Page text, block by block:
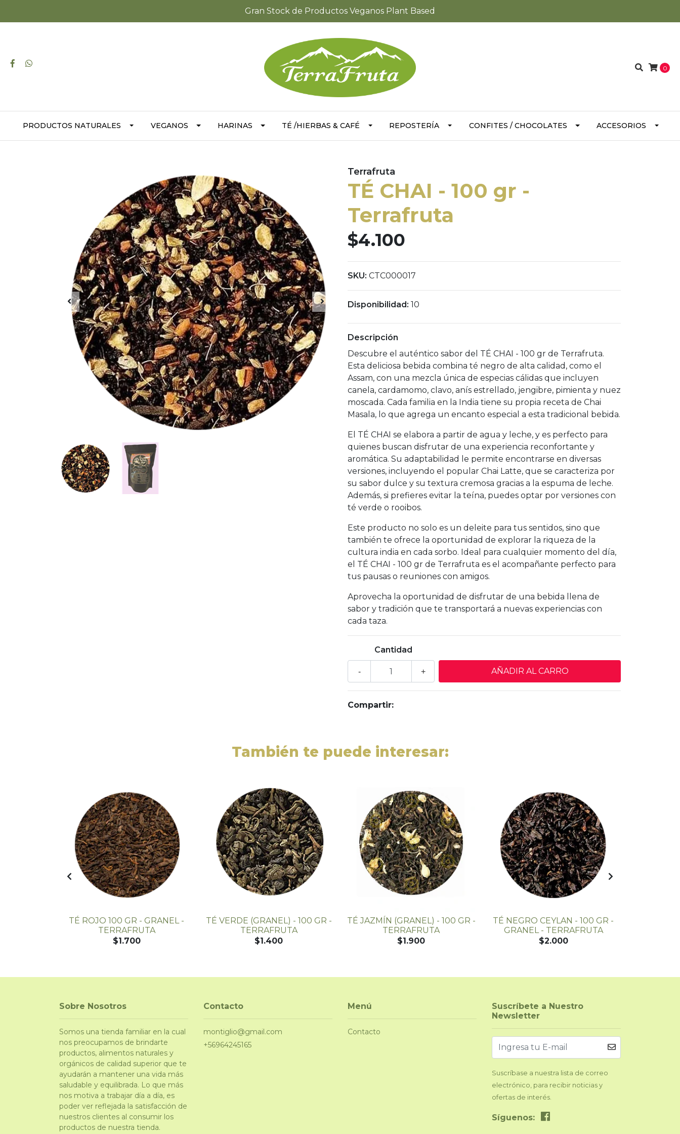
Gran Stock de Productos Veganos Plant Based
0
PRODUCTOS NATURALES VEGANOS HARINAS TÉ /HIERBAS & CAFÉ REPOSTERÍA CONFITES / CHOCOLATES ACCESORIOS
Terrafruta
TÉ CHAI - 100 gr -
Terrafruta
$4.100
SKU: CTC000017
Disponibilidad: 10
Descripción
Descubre el auténtico sabor del TÉ CHAI - 100 gr de Terrafruta.
Esta deliciosa bebida combina té negro de alta calidad, como el
Assam, con una mezcla única de especias cálidas que incluyen
canela, cardamomo, clavo, anís estrellado, jengibre, pimienta y nuez
moscada. Cada familia en la India tiene su propia receta de Chai
Masala, lo que agrega un encanto especial a esta tradicional bebida.
El TÉ CHAI se elabora a partir de agua y leche, y es perfecto para
quienes buscan disfrutar de una experiencia reconfortante y
aromática. Su adaptabilidad le permite encontrarse en diversas
versiones, incluyendo el popular Chai Latte, que se caracteriza por
su sabor dulce y su textura cremosa gracias a la espuma de leche.
Además, si prefieres evitar la teína, puedes optar por versiones con
té verde o rooibos.
Este producto no solo es un deleite para tus sentidos, sino que
también te ofrece la oportunidad de explorar la riqueza de la
cultura india en cada sorbo. Ideal para cualquier momento del día,
el TÉ CHAI - 100 gr de Terrafruta es el acompañante perfecto para
tus pausas o reuniones con amigos.
Aprovecha la oportunidad de disfrutar de una bebida llena de
sabor y tradición que te transportará a nuevas experiencias con
cada taza.
Cantidad
+
-
Compartir:
También te puede interesar:
TÉ ROJO 100 GR - GRANEL -
TERRAFRUTA
$1.700
TÉ VERDE (GRANEL) - 100 GR -
TERRAFRUTA
$1.400
TÉ JAZMÍN (GRANEL) - 100 GR -
TERRAFRUTA
$1.900
TÉ NEGRO CEYLAN - 100 GR -
GRANEL - TERRAFRUTA
$2.000
Sobre Nosotros
Somos una tienda familiar en la cual
nos preocupamos de brindarte
productos, alimentos naturales y
orgánicos de calidad superior que te
ayudarán a mantener una vida más
saludable y equilibrada. Lo que más
nos motiva a trabajar día a día, es
poder ver reflejada la satisfacción de
nuestros clientes al consumir los
productos de nuestra tienda.
Contacto
montiglio@gmail.com
+56964245165
Menú
Contacto
Suscríbete a Nuestro
Newsletter
Suscríbase a nuestra lista de correo
electrónico, para recibir noticias y
ofertas de interés.
Síguenos: